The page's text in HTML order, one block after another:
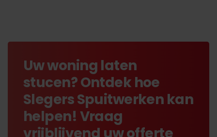
Uw woning laten
stucen? Ontdek hoe
Slegers Spuitwerken kan
helpen! Vraag